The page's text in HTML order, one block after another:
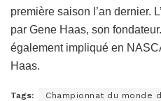
première saison l’an dernier.
par Gene Haas, son
également impliqué en
Haas.
Tags: Championnat du monde